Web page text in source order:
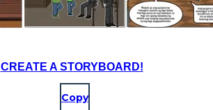
CREATE A STORYBOARD!
Copy